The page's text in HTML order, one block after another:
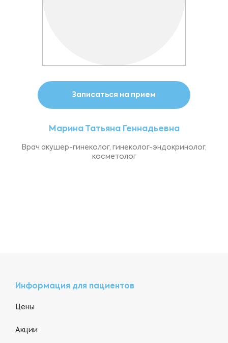
Записаться на прием
Марина Татьяна Геннадьевна
Врач акушер-гинеколог, гинеколог-эндокринолог,
косметолог
Информация для пациентов
Цены
Акции